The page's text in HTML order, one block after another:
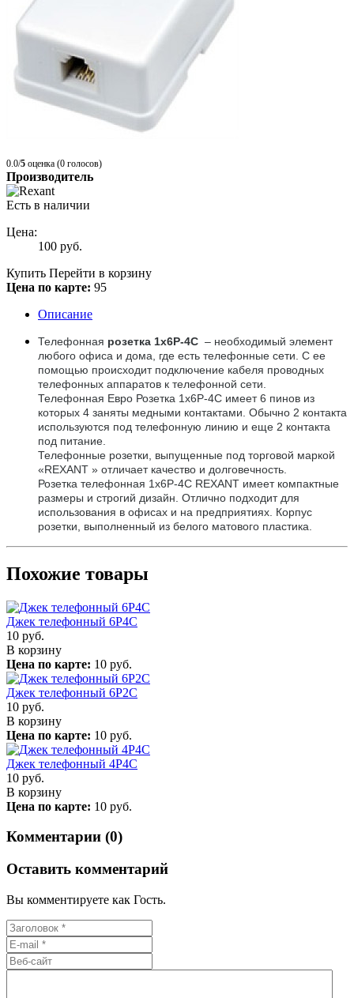
0.0/5 оценка (0 голосов)
Производитель
Есть в наличии
Цена:
100 руб.
Купить Перейти в корзину
Цена по карте: 95
Описание
Телефонная розетка 1х6Р-4С – необходимый элемент
любого офиса и дома, где есть телефонные сети. С ее
помощью происходит подключение кабеля проводных
телефонных аппаратов к телефонной сети.
Телефонная Евро Розетка 1х6Р-4С имеет 6 пинов из
которых 4 заняты медными контактами. Обычно 2 контакта
используются под телефонную линию и еще 2 контакта
под питание.
Телефонные розетки, выпущенные под торговой маркой
«REXANT » отличает качество и долговечность.
Розетка телефонная 1х6Р-4С REXANT имеет компактные
размеры и строгий дизайн. Отлично подходит для
использования в офисах и на предприятиях. Корпус
розетки, выполненный из белого матового пластика.
Похожие товары
Джек телефонный 6P4C
10 руб.
В корзину
Цена по карте: 10 руб.
Джек телефонный 6P2C
10 руб.
В корзину
Цена по карте: 10 руб.
Джек телефонный 4P4C
10 руб.
В корзину
Цена по карте: 10 руб.
Комментарии (0)
Оставить комментарий
Вы комментируете как Гость.